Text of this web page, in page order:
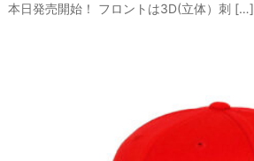
本日発売開始！ フロントは3D(立体）刺 […]